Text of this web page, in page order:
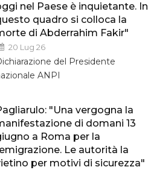
nel Paese è inquietante. In
quadro si colloca la
di Abderrahim Fakir"
20 Lug 26
del Presidente
ANPI
"Una vergogna la
di domani 13
a Roma per la
Le autorità la
per motivi di sicurezza"